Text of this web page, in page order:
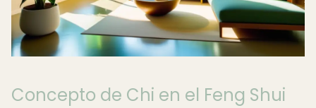
Concepto de Chi en el Feng Shui